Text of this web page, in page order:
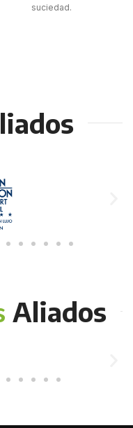
suciedad.
Aliados